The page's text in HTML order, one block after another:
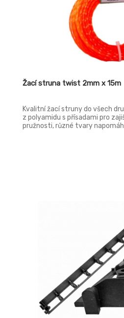
Žací struna twist 2mm x 15m
Kvalitní žací struny do všech
z polyamidu s přísadami pro
pružnosti, různé tvary